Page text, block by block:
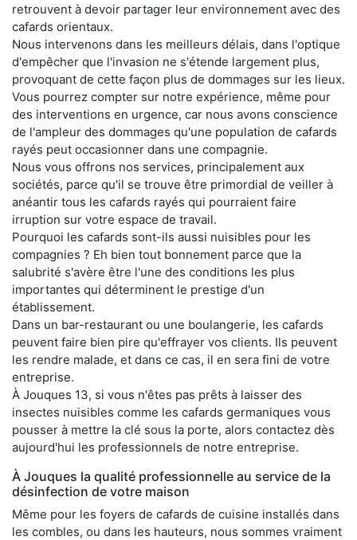
retrouvent à devoir partager leur environnement avec des
cafards orientaux.
Nous intervenons dans les meilleurs délais, dans l'optique
d'empêcher que l'invasion ne s'étende largement plus,
provoquant de cette façon plus de dommages sur les lieux.
Vous pourrez compter sur notre expérience, même pour
des interventions en urgence, car nous avons conscience
de l'ampleur des dommages qu'une population de cafards
rayés peut occasionner dans une compagnie.
Nous vous offrons nos services, principalement aux
sociétés, parce qu'il se trouve être primordial de veiller à
anéantir tous les cafards rayés qui pourraient faire
irruption sur votre espace de travail.
Pourquoi les cafards sont-ils aussi nuisibles pour les
compagnies ? Eh bien tout bonnement parce que la
salubrité s'avère être l'une des conditions les plus
importantes qui déterminent le prestige d'un
établissement.
Dans un bar-restaurant ou une boulangerie, les cafards
peuvent faire bien pire qu'effrayer vos clients. Ils peuvent
les rendre malade, et dans ce cas, il en sera fini de votre
entreprise.
À Jouques 13, si vous n'êtes pas prêts à laisser des
insectes nuisibles comme les cafards germaniques vous
pousser à mettre la clé sous la porte, alors contactez dès
aujourd'hui les professionnels de notre entreprise.
À Jouques la qualité professionnelle au service de la
désinfection de votre maison
Même pour les foyers de cafards de cuisine installés dans
les combles, ou dans les hauteurs, nous sommes vraiment